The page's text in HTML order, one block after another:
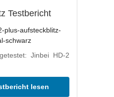
Testbericht
Jinbei HD-2
lesen